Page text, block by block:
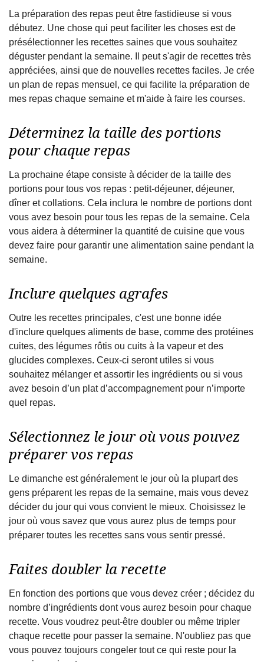
La préparation des repas peut être fastidieuse si vous
débutez. Une chose qui peut faciliter les choses est de
présélectionner les recettes saines que vous souhaitez
déguster pendant la semaine. Il peut s'agir de recettes très
appréciées, ainsi que de nouvelles recettes faciles. Je crée
un plan de repas mensuel, ce qui facilite la préparation de
mes repas chaque semaine et m'aide à faire les courses.
Déterminez la taille des portions
pour chaque repas
La prochaine étape consiste à décider de la taille des
portions pour tous vos repas : petit-déjeuner, déjeuner,
dîner et collations. Cela inclura le nombre de portions dont
vous avez besoin pour tous les repas de la semaine. Cela
vous aidera à déterminer la quantité de cuisine que vous
devez faire pour garantir une alimentation saine pendant la
semaine.
Inclure quelques agrafes
Outre les recettes principales, c'est une bonne idée
d'inclure quelques aliments de base, comme des protéines
cuites, des légumes rôtis ou cuits à la vapeur et des
glucides complexes. Ceux-ci seront utiles si vous
souhaitez mélanger et assortir les ingrédients ou si vous
avez besoin d’un plat d’accompagnement pour n’importe
quel repas.
Sélectionnez le jour où vous pouvez
préparer vos repas
Le dimanche est généralement le jour où la plupart des
gens préparent les repas de la semaine, mais vous devez
décider du jour qui vous convient le mieux. Choisissez le
jour où vous savez que vous aurez plus de temps pour
préparer toutes les recettes sans vous sentir pressé.
Faites doubler la recette
En fonction des portions que vous devez créer ; décidez du
nombre d’ingrédients dont vous aurez besoin pour chaque
recette. Vous voudrez peut-être doubler ou même tripler
chaque recette pour passer la semaine. N'oubliez pas que
vous pouvez toujours congeler tout ce qui reste pour la